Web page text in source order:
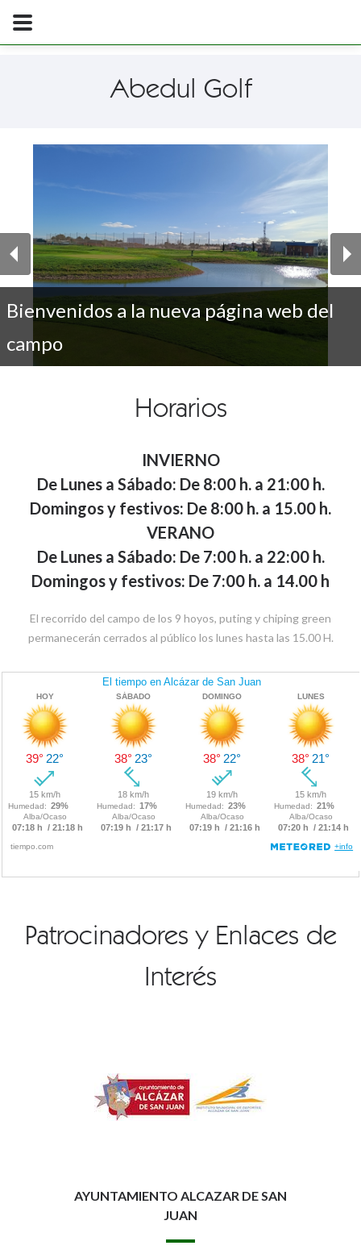
Abedul Golf
Bienvenidos a la nueva página web del
campo
Horarios
INVIERNO
De Lunes a Sábado: De 8:00 h. a 21:00 h.
Domingos y festivos: De 8:00 h. a 15.00 h.
VERANO
De Lunes a Sábado: De 7:00 h. a 22:00 h.
Domingos y festivos: De 7:00 h. a 14.00 h
El recorrido del campo de los 9 hoyos, puting y chiping green
permanecerán cerrados al público los lunes hasta las 15.00 H.
Patrocinadores y Enlaces de
Interés
AYUNTAMIENTO ALCAZAR DE SAN
JUAN